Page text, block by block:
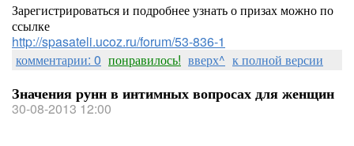
Зарегистрироваться и подробнее узнать о призах можно по
ссылке
http://spasateli.ucoz.ru/forum/53-836-1
комментарии: 0 понравилось! вверх^ к полной версии
Значения рунн в интимных вопросах для женщин
30-08-2013 12:00